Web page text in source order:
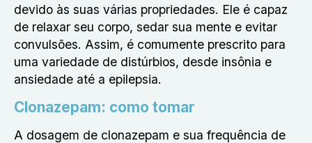
devido às suas várias propriedades. Ele é capaz
de relaxar seu corpo, sedar sua mente e evitar
convulsões. Assim, é comumente prescrito para
uma variedade de distúrbios, desde insônia e
ansiedade até a epilepsia.
Clonazepam: como tomar
A dosagem de clonazepam e sua frequência de